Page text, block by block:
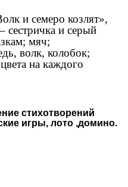
и семеро козлят»,
сестричка и серый
мяч;
волк, колобок;
на каждого
стихотворений
игры, лото ,домино.